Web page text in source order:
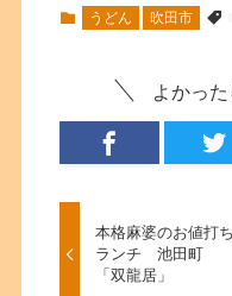
うどん 吹田市
よかっ
本格麻婆のお値打ち
ランチ 池田町
「双龍居」